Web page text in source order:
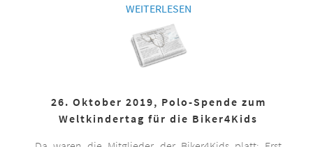
WEITERLESEN
26. Oktober 2019, Polo-Spende zum
Weltkindertag für die Biker4Kids